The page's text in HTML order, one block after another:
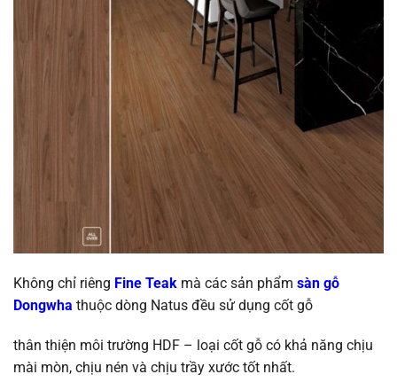
Không chỉ riêng Fine Teak mà các sản phẩm sàn gỗ
Dongwha thuộc dòng Natus đều sử dụng cốt gỗ
thân thiện môi trường HDF – loại cốt gỗ có khả năng chịu
mài mòn, chịu nén và chịu trầy xước tốt nhất.